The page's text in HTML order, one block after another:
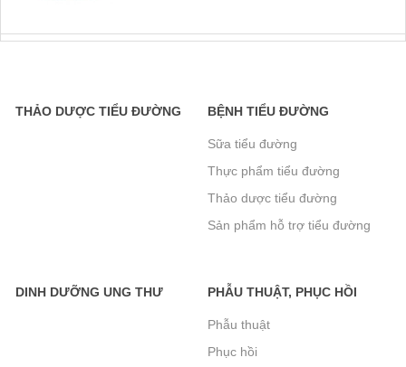
Sữa nepro 2 gold 400g- Dành cho
Sữa Boost Glucose Control 400g- cho
người tiểu đường- mẫu mới tăng đạm
465.000₫
Sữa Peptamen 400g- cho người phẫu
thuật, ung thư, tiểu đường, suy kiệt
560.000₫
THẢO DƯỢC TIỂU ĐƯỜNG BỆNH TIỂU ĐƯỜNG
Sữa tiểu đường
Thực phẩm tiểu đường
Thảo dược tiểu đường
Sản phẩm hỗ trợ tiểu đường
DINH DƯỠNG UNG THƯ PHẪU THUẬT, PHỤC HỒI
Phẫu thuật
Phục hồi